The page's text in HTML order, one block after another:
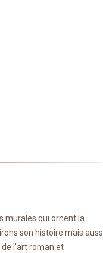
murales qui ornent la
son histoire mais
l'art roman et